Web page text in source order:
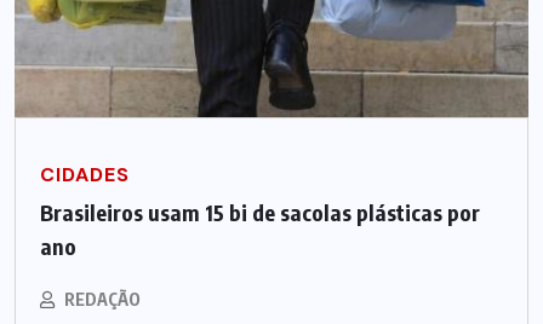
CIDADES
Brasileiros usam 15 bi de sacolas plásticas por
ano
REDAÇÃO